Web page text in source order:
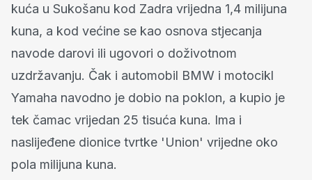
kuća u Sukošanu kod Zadra vrijedna 1,4 milijuna
kuna, a kod većine se kao osnova stjecanja
navode darovi ili ugovori o doživotnom
uzdržavanju. Čak i automobil BMW i motocikl
Yamaha navodno je dobio na poklon, a kupio je
tek čamac vrijedan 25 tisuća kuna. Ima i
naslijeđene dionice tvrtke 'Union' vrijedne oko
pola milijuna kuna.